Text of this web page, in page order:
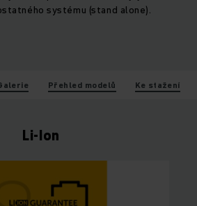
systému (stand alone).
Přehled modelů Ke stažení
Li-Ion